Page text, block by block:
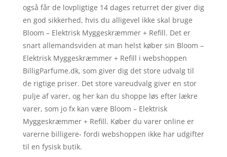
også får de lovpligtige 14 dages returret der giver dig
en god sikkerhed, hvis du alligevel ikke skal bruge
Bloom – Elektrisk Myggeskræmmer + Refill. Det er
snart allemandsviden at man helst køber sin Bloom –
Elektrisk Myggeskræmmer + Refill i webshoppen
BilligParfume.dk, som giver dig det store udvalg til
de rigtige priser. Det store vareudvalg giver en stor
pulje af varer, og her kan du shoppe løs efter lækre
varer, som jo fx kan være Bloom – Elektrisk
Myggeskræmmer + Refill. Køber du varer online er
varerne billigere- fordi webshoppen ikke har udgifter
til en fysisk butik.